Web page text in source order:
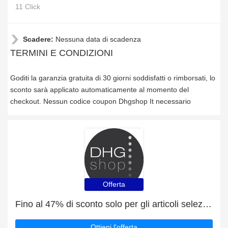
11 Click
Scadere: Nessuna data di scadenza
TERMINI E CONDIZIONI
Goditi la garanzia gratuita di 30 giorni soddisfatti o rimborsati, lo
sconto sarà applicato automaticamente al momento del
checkout. Nessun codice coupon Dhgshop It necessario
Offerta
Fino al 47% di sconto solo per gli articoli selezionati